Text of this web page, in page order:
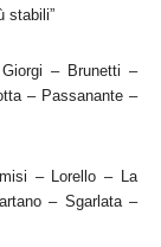
stabili”
– Brunetti –
– Passanante –
– Lorello – La
– Sgarlata –